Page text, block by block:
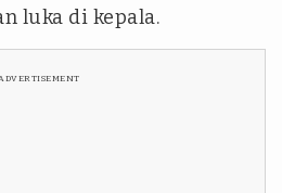
luka di kepala.